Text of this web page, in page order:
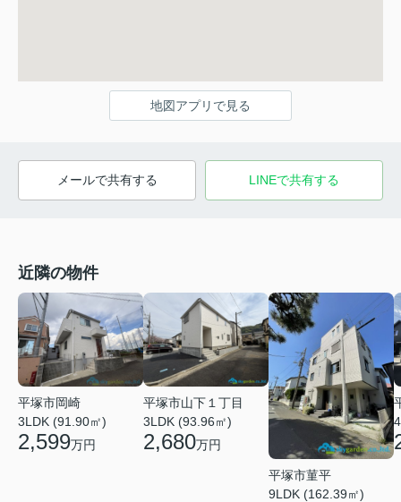
地図アプリで見る
メールで共有する LINEで共有する
近隣の物件
平塚市岡崎
3LDK (91.90㎡)
2,599万円
平塚市山下１丁目
3LDK (93.96㎡)
2,680万円
平塚市菫平
9LDK (162.39㎡)